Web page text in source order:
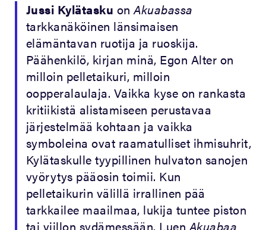
Jussi Kylätasku onAkuabassa
tarkkanäköinen länsimaisen
elämäntavan ruotija ja ruoskija.
Päähenkilö, kirjan minä, Egon Alter on
milloin pelletaikuri, milloin
oopperalaulaja. Vaikka kyse on rankasta
kritiikistä alistamiseen perustavaa
järjestelmää kohtaan ja vaikka
symboleina ovat raamatulliset ihmisuhrit,
Kylätaskulle tyypillinen hulvaton sanojen
vyörytys pääosin toimii. Kun
pelletaikurin välillä irrallinen pää
tarkkailee maailmaa, lukija tuntee piston
tai viillon sydämessään. LuenAkuabaa